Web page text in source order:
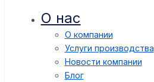
О нас
О компании
Услуги производства
Новости компании
Блог